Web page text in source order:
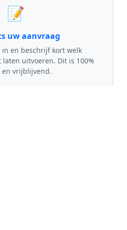
📝
uw aanvraag
in en beschrijf kort welk
uitvoeren. Dit is 100%
vrijblijvend.